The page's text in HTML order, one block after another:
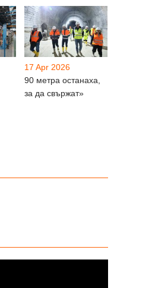
17 Apr 2026
90 метра останаха,
за да свържат»